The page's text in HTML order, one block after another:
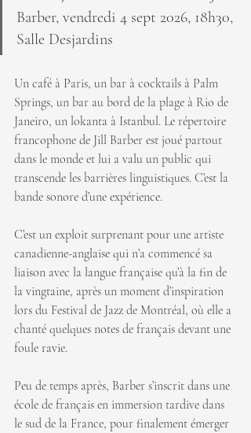
Barber, vendredi 4 sept 2026, 18h30,
Salle Desjardins
Un café à Paris, un bar à cocktails à Palm
Springs, un bar au bord de la plage à Rio de
Janeiro, un lokanta à Istanbul. Le répertoire
francophone de Jill Barber est joué partout
dans le monde et lui a valu un public qui
transcende les barrières linguistiques. C’est la
bande sonore d’une expérience.
C’est un exploit surprenant pour une artiste
canadienne-anglaise qui n’a commencé sa
liaison avec la langue française qu’à la fin de
la vingtaine, après un moment d’inspiration
lors du Festival de Jazz de Montréal, où elle a
chanté quelques notes de français devant une
foule ravie.
Peu de temps après, Barber s’inscrit dans une
école de français en immersion tardive dans
le sud de la France, pour finalement émerger